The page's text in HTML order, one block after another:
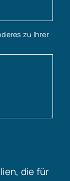
zu Ihrer
die für